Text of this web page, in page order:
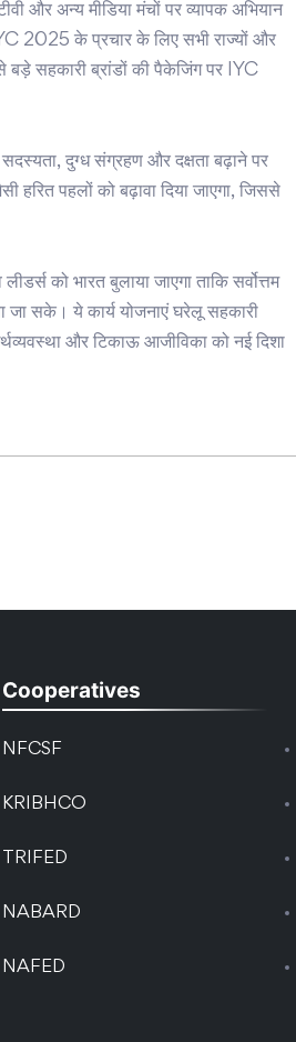
और अन्य मीडिया मंचों पर व्यापक अभियान
2025 के प्रचार के लिए सभी राज्यों और
सहकारी ब्रांडों की पैकेजिंग पर IYC
दुग्ध संग्रहण और दक्षता बढ़ाने पर
पहलों को बढ़ावा दिया जाएगा, जिससे
को भारत बुलाया जाएगा ताकि सर्वोत्तम
जा सके। ये कार्य योजनाएं घरेलू सहकारी
और टिकाऊ आजीविका को नई दिशा
Cooperatives
NFCSF
KRIBHCO
TRIFED
NABARD
NAFED